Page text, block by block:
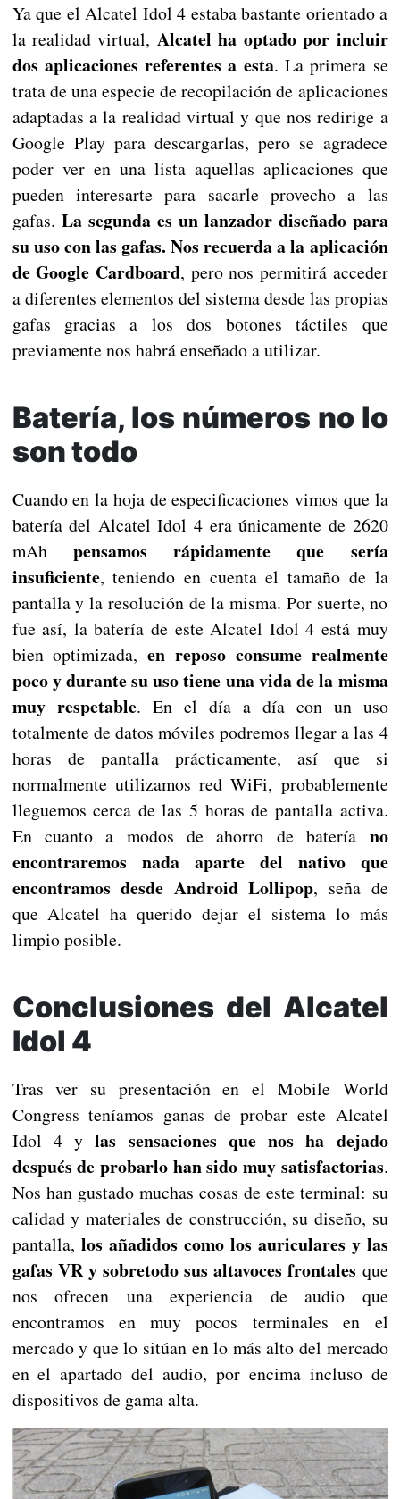
Ya que el Alcatel Idol 4 estaba bastante orientado a
la realidad virtual, Alcatel ha optado por incluir
dos aplicaciones referentes a esta. La primera se
trata de una especie de recopilación de aplicaciones
adaptadas a la realidad virtual y que nos redirige a
Google Play para descargarlas, pero se agradece
poder ver en una lista aquellas aplicaciones que
pueden interesarte para sacarle provecho a las
gafas. La segunda es un lanzador diseñado para
su uso con las gafas. Nos recuerda a la aplicación
de Google Cardboard, pero nos permitirá acceder
a diferentes elementos del sistema desde las propias
gafas gracias a los dos botones táctiles que
previamente nos habrá enseñado a utilizar.
Batería, los números no lo
son todo
Cuando en la hoja de especificaciones vimos que la
batería del Alcatel Idol 4 era únicamente de 2620
mAhpensamos rápidamente que sería
insuficiente, teniendo en cuenta el tamaño de la
pantalla y la resolución de la misma. Por suerte, no
fue así, la batería de este Alcatel Idol 4 está muy
bien optimizada,en reposo consume realmente
poco y durante su uso tiene una vida de la misma
muy respetable. En el día a día con un uso
totalmente de datos móviles podremos llegar a las 4
horas de pantalla prácticamente, así que si
normalmente utilizamos red WiFi, probablemente
lleguemos cerca de las 5 horas de pantalla activa.
En cuanto a modos de ahorro de batería no
encontraremos nada aparte del nativo que
encontramos desde Android Lollipop, seña de
que Alcatel ha querido dejar el sistema lo más
limpio posible.
Conclusiones del Alcatel
Idol 4
Tras ver su presentación en el Mobile World
Congress teníamos ganas de probar este Alcatel
Idol 4 ylas sensaciones que nos ha dejado
después de probarlo han sido muy satisfactorias.
Nos han gustado muchas cosas de este terminal: su
calidad y materiales de construcción, su diseño, su
pantalla, los añadidos como los auriculares y las
gafas VR y sobretodo sus altavoces frontales que
nos ofrecen una experiencia de audio que
encontramos en muy pocos terminales en el
mercado y que lo sitúan en lo más alto del mercado
en el apartado del audio, por encima incluso de
dispositivos de gama alta.